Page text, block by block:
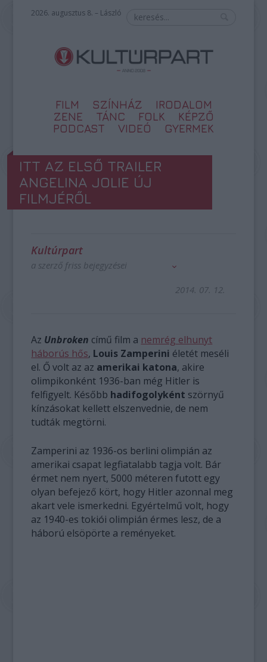
2026. augusztus 8. – László
FILM SZÍNHÁZ
IRODALOM
ZENE
TÁNC FOLK
KÉPZŐ
PODCAST
VIDEÓ GYERMEK
ITT AZ ELSŐ TRAILER
ANGELINA JOLIE ÚJ
FILMJÉRŐL
Kultúrpart
a szerző friss bejegyzései
2014. 07. 12.
Az Unbroken című film a nemrég elhunyt
háborús hős, Louis Zamperini életét meséli
el. Ő volt az az amerikai katona, akire
olimpikonként 1936-ban még Hitler is
felfigyelt. Később hadifogolyként szörnyű
kínzásokat kellett elszenvednie, de nem
tudták megtörni.
Zamperini az 1936-os berlini olimpián az
amerikai csapat legfiatalabb tagja volt. Bár
érmet nem nyert, 5000 méteren futott egy
olyan befejező kört, hogy Hitler azonnal meg
akart vele ismerkedni. Egyértelmű volt, hogy
az 1940-es tokiói olimpián érmes lesz, de a
háború elsöpörte a reményeket.